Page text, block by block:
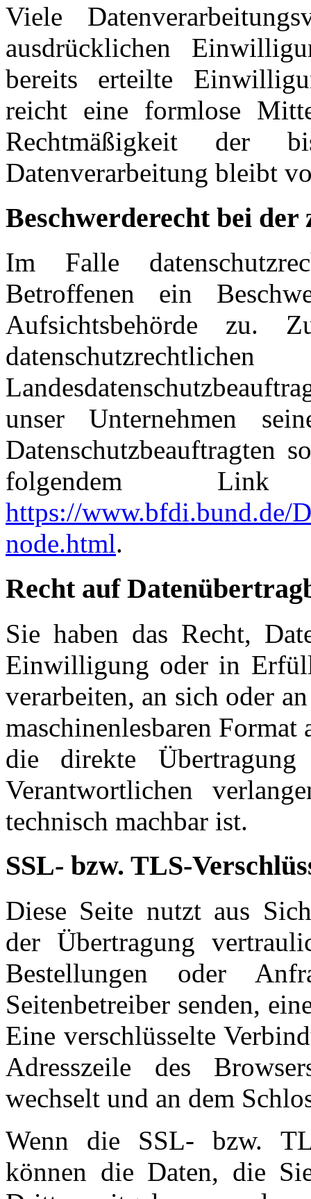
Viele
ausdrücklichen
bereits erteilte
reicht eine formlose
Rechtmäßigkeit der
Datenverarbeitung bleibt
Beschwerderecht bei
Im Falle
Betroffenen ein
Aufsichtsbehörde zu.
unser Unternehmen
Datenschutzbeauftragten
folgendem Link
https://www.bfdi.bund.de/
node.html.
Recht auf
Sie haben das Recht,
Einwilligung oder in
verarbeiten, an sich oder
maschinenlesbaren Format
die direkte
Verantwortlichen
technisch machbar ist.
SSL- bzw. TLS-
Diese Seite nutzt aus
der Übertragung
Bestellungen oder
Seitenbetreiber senden,
Eine verschlüsselte
Adresszeile des
wechselt und an dem
Wenn die SSL- bzw.
können die Daten, die